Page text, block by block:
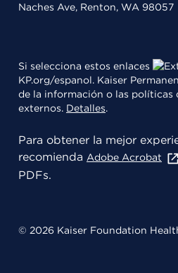
Naches Ave, Renton, WA 98057
Si selecciona estos enlaces
KP.org/espanol. Kaiser
de la información o las políticas
externos. Detalles.
Para obtener la mejor
recomienda Adobe Acrobat
PDFs.
© 2026 Kaiser Foundation